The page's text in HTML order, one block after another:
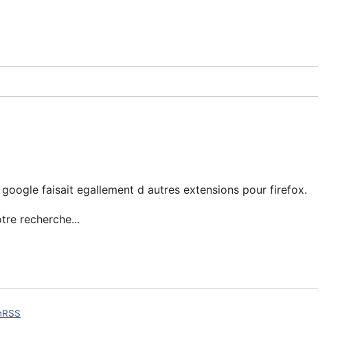
faisait egallement d autres extensions pour firefox.
recherche...
RSS